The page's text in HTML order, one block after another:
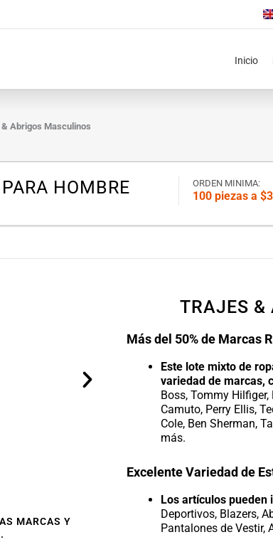
Inicio
Abrigos Masculinos
HOMBRE ORDEN MINIMA:
100 piezas a
MARCAS Y
TRAJES &
Más del 50% de Marcas
Este lote mixto de
variedad de marcas,
Boss, Tommy Hilfiger,
Camuto, Perry Ellis,
Cole, Ben Sherman,
más.
Excelente Variedad de
Los artículos pueden
Deportivos, Blazers,
Pantalones de Vestir,